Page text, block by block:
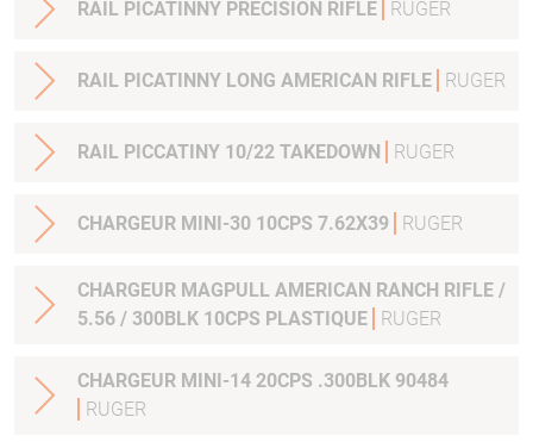
RAIL PICATINNY PRECISION RIFLE RUGER
RAIL PICATINNY LONG AMERICAN RIFLE RUGER
RAIL PICCATINY 10/22 TAKEDOWN RUGER
CHARGEUR MINI-30 10CPS 7.62X39 RUGER
CHARGEUR MAGPULL AMERICAN RANCH RIFLE /
5.56 / 300BLK 10CPS PLASTIQUE
RUGER
CHARGEUR MINI-14 20CPS .300BLK 90484
RUGER